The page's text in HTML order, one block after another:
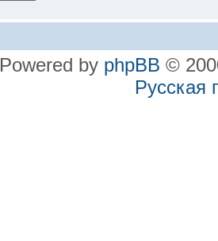
Powered by phpBB ©
Русская